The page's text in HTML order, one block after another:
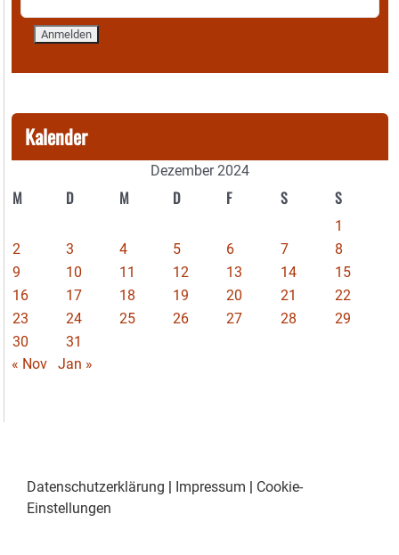
Kalender
Dezember 2024
M D M D F S S
1
2
3 4 5 6 7
8
9
10 11 12 13 14
15
16
17 18 19 20 21
22
23
24 25 26 27 28
29
30
31
« Nov
Jan »
Datenschutzerklärung | Impressum | Cookie-
Einstellungen